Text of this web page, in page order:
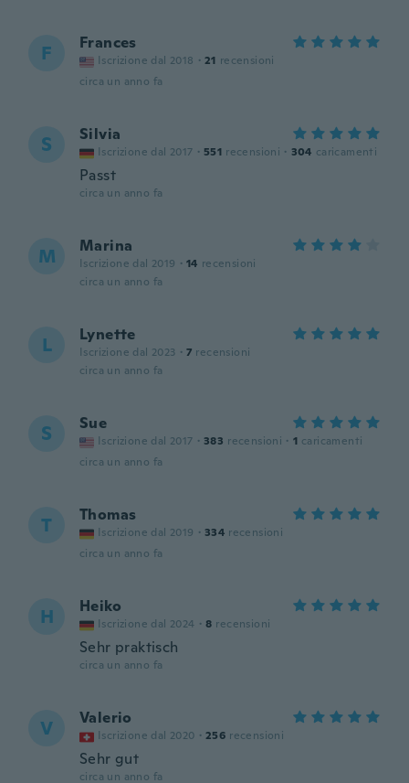
F Frances
Iscrizione dal 2018 · 21 recensioni
circa un anno fa
S Silvia
Iscrizione dal 2017 · 551 recensioni · 304 caricamenti
Passt
circa un anno fa
M Marina
Iscrizione dal 2019 · 14 recensioni
circa un anno fa
L Lynette
Iscrizione dal 2023 · 7 recensioni
circa un anno fa
S Sue
Iscrizione dal 2017 · 383 recensioni · 1 caricamenti
circa un anno fa
T Thomas
Iscrizione dal 2019 · 334 recensioni
circa un anno fa
H Heiko
Iscrizione dal 2024 · 8 recensioni
Sehr praktisch
circa un anno fa
V Valerio
Iscrizione dal 2020 · 256 recensioni
Sehr gut
circa un anno fa